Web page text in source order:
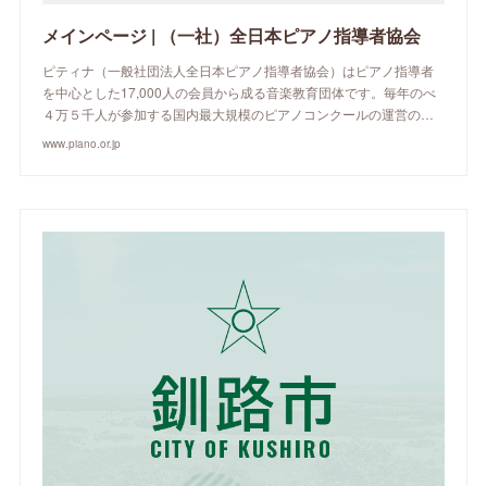
メインページ | （一社）全日本ピアノ指導者協会
ピティナ（一般社団法人全日本ピアノ指導者協会）はピアノ指導者
を中心とした17,000人の会員から成る音楽教育団体です。毎年のべ
４万５千人が参加する国内最大規模のピアノコンクールの運営の…
www.piano.or.jp